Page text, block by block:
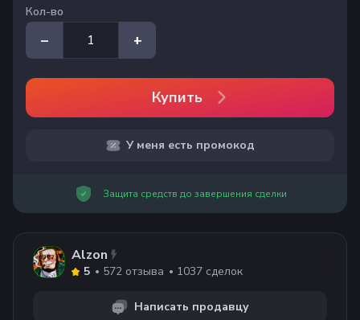
Кол-во
– +
Купить
У меня есть промокод
Защита средств до завершения сделки
Alzon
5 572 отзыва 1037 сделок
Написать продавцу